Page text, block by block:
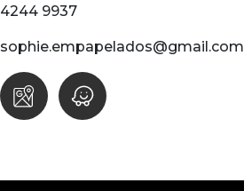
4244 9937
sophie.empapelados@gmail.com